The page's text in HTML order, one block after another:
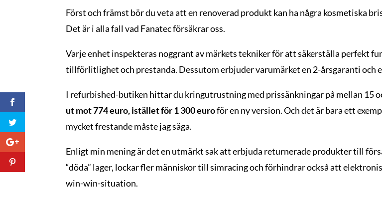
Först och främst bör du veta att en renoverad produkt kan ha några kosmetiska
Det är i alla fall vad Fanatec försäkrar oss.
Varje enhet inspekteras noggrant av märkets tekniker för att säkerställa perfekt
tillförlitlighet och prestanda. Dessutom erbjuder varumärket en 2-årsgaranti och
I refurbished-butiken hittar du kringutrustning med prissänkningar på mellan 15
ut mot 774 euro, istället för 1 300 euroför en ny version. Och det är bara ett
mycket frestande måste jag säga.
Enligt min mening är det en utmärkt sak att erbjuda returnerade produkter till
“döda” lager, lockar fler människor till simracing och förhindrar också att
win-win-situation.